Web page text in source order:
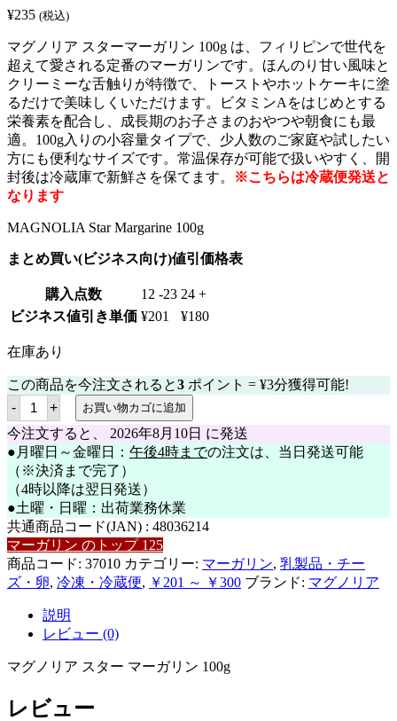
¥235 (税込)
マグノリア スターマーガリン 100g は、フィリピンで世代を
超えて愛される定番のマーガリンです。ほんのり甘い風味と
クリーミーな舌触りが特徴で、トーストやホットケーキに塗
るだけで美味しくいただけます。ビタミンAをはじめとする
栄養素を配合し、成長期のお子さまのおやつや朝食にも最
適。100g入りの小容量タイプで、少人数のご家庭や試したい
方にも便利なサイズです。常温保存が可能で扱いやすく、開
封後は冷蔵庫で新鮮さを保てます。
※こちらは冷蔵便発送と
なります
MAGNOLIA Star Margarine 100g
まとめ買い(ビジネス向け)値引価格表
購入点数 12 -23 24 +
ビジネス値引き単価 ¥201 ¥180
在庫あり
この商品を今注文されると3 ポイント = ¥3分獲得可能!
- 【冷
蔵
便】
マ
グ
ノ
リ
ア
ス
タ
ー
マ
ー
ガ
ン
100g
個
+ お買い物カゴに追加
今注文すると、 2026年8月10日 に発送
●月曜日～金曜日： 午後4時までの注文は、当日発送可能
（※決済まで完了）
（4時以降は翌日発送）
●土曜・日曜：出荷業務休業
共通商品コード(JAN) : 48036214
マーガリン のトップ 125
商品コード: 37010 カテゴリー: マーガリン, 乳製品・チー
ズ・卵, 冷凍・冷蔵便, ￥201 ～ ￥300 ブランド: マグノリア
説明
レビュー (0)
マグノリア スター マーガリン 100g
レビュー